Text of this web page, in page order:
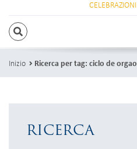
CELEBRAZIONI
RICERCA
Inizio Ricerca per tag: ciclo de orgao
RICERCA